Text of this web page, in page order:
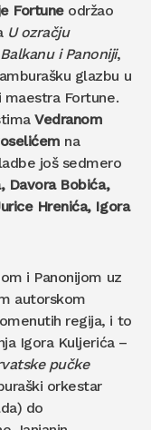
Fortuneodržao
U ozračju
i Panoniji,
glazbu u
maestra Fortune.
Vedranom
na
još sedmero
Davora Bobića,
Hrenića, Igora
i Panonijom uz
autorskom
regija, i to
Igora Kuljerića –
pučke
orkestar
do